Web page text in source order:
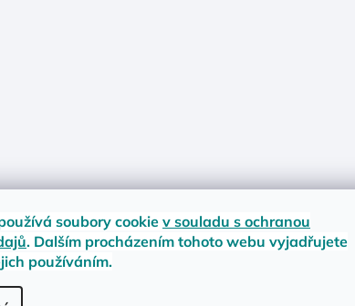
soubory cookiev souladu s ochranou
. Dalším procházením tohoto webu vyjadřujete
používáním.
zboží Materiály a velikosti